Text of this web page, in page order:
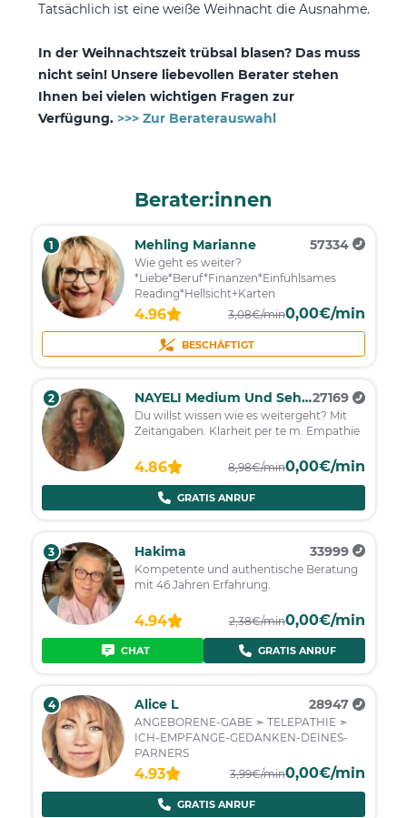
Tatsächlich ist eine weiße Weihnacht die Ausnahme.
In der Weihnachtszeit trübsal blasen? Das muss
nicht sein! Unsere liebevollen Berater stehen
Ihnen bei vielen wichtigen Fragen zur
Verfügung. >>> Zur Beraterauswahl
Berater:innen
1 Mehling Marianne 57334
Wie geht es weiter?
*Liebe*Beruf*Finanzen*Einfühlsames
Reading*Hellsicht+Karten
4.96 3,08€/min0,00€/min
BESCHÄFTIGT
2 NAYELI Medium Und Seherin27169
Du willst wissen wie es weitergeht? Mit
Zeitangaben. Klarheit per te m. Empathie
4.86 8,98€/min0,00€/min
GRATIS ANRUF
3 Hakima 33999
Kompetente und authentische Beratung
mit 46 Jahren Erfahrung.
4.94 2,38€/min0,00€/min
CHAT GRATIS ANRUF
4 Alice L 28947
ANGEBORENE-GABE ➣ TELEPATHIE ➣
ICH-EMPFANGE-GEDANKEN-DEINES-
PARNERS
4.93 3,99€/min0,00€/min
GRATIS ANRUF